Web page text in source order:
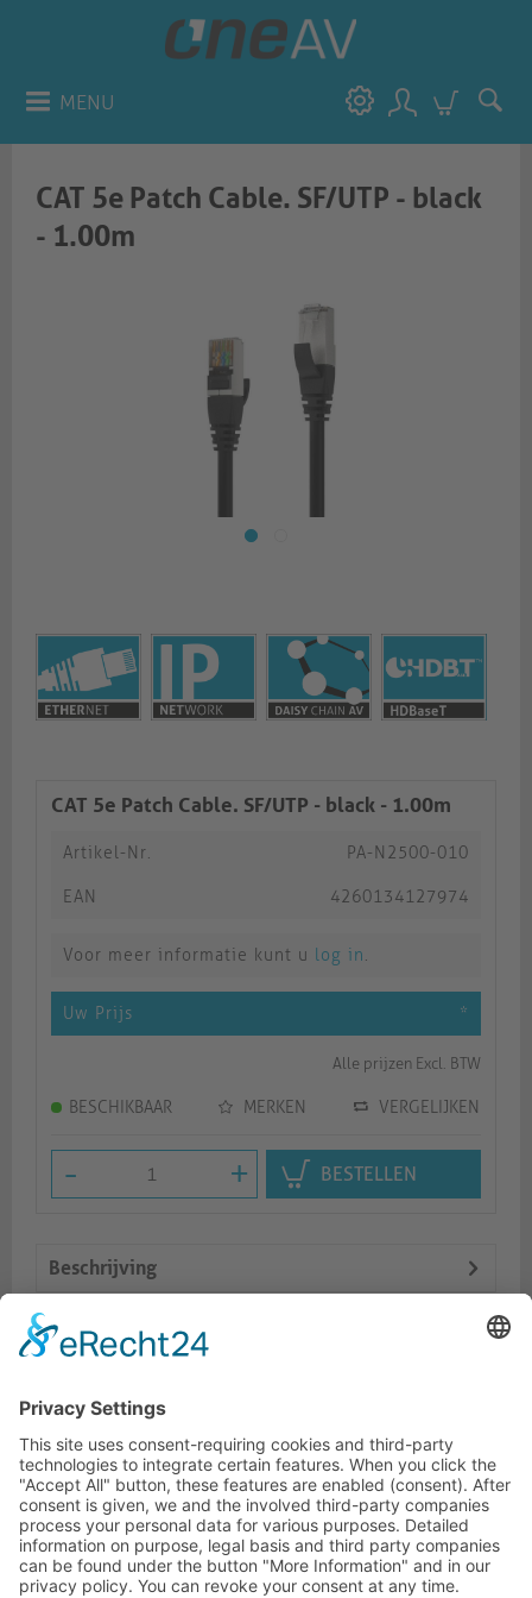
MENU
CAT 5e Patch Cable. SF/UTP - black
- 1.00m
CAT 5e Patch Cable. SF/UTP - black - 1.00m
Artikel-Nr. PA-N2500-010
EAN 4260134127974
Voor meer informatie kunt u log in.
Uw Prijs *
Alle prijzen Excl. BTW
BESCHIKBAAR MERKEN VERGELIJKEN
- + BESTELLEN
Beschrijving
Logistiek
HOTLINE
ONEAV.EU